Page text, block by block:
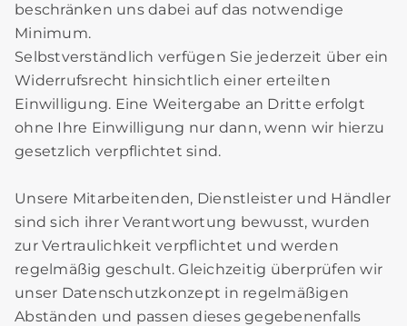
beschränken uns dabei auf das notwendige
Minimum.
Selbstverständlich verfügen Sie jederzeit über ein
Widerrufsrecht hinsichtlich einer erteilten
Einwilligung. Eine Weitergabe an Dritte erfolgt
ohne Ihre Einwilligung nur dann, wenn wir hierzu
gesetzlich verpflichtet sind.
Unsere Mitarbeitenden, Dienstleister und Händler
sind sich ihrer Verantwortung bewusst, wurden
zur Vertraulichkeit verpflichtet und werden
regelmäßig geschult. Gleichzeitig überprüfen wir
unser Datenschutzkonzept in regelmäßigen
Abständen und passen dieses gegebenenfalls